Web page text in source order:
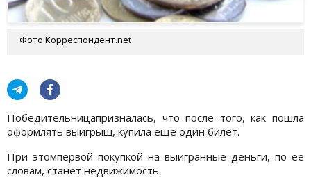
Фото Корреспондент.net
Победительницапризналась, что после того, как пошла
оформлять выигрыш, купила еще один билет.
При этомпервой покупкой на выигранные деньги, по ее
словам, станет недвижимость.